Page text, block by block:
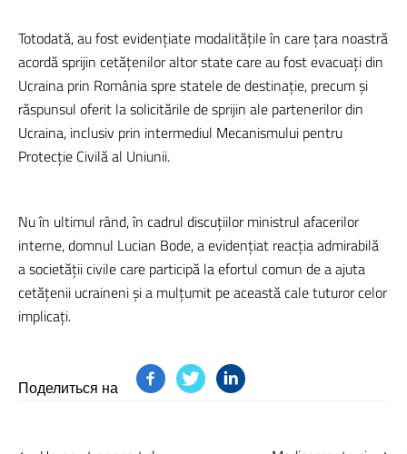
Totodată, au fost evidențiate modalitățile în care țara noastră
acordă sprijin cetățenilor altor state care au fost evacuați din
Ucraina prin România spre statele de destinație, precum și
răspunsul oferit la solicitările de sprijin ale partenerilor din
Ucraina, inclusiv prin intermediul Mecanismului pentru
Protecție Civilă al Uniunii.
Nu în ultimul rând, în cadrul discuțiilor ministrul afacerilor
interne, domnul Lucian Bode, a evidențiat reacția admirabilă
a societății civile care participă la efortul comun de a ajuta
cetățenii ucraineni și a mulțumit pe această cale tuturor celor
implicați.
Поделиться на